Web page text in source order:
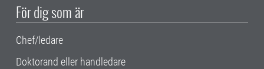
För dig som är
Chef/ledare
Doktorand eller handledare